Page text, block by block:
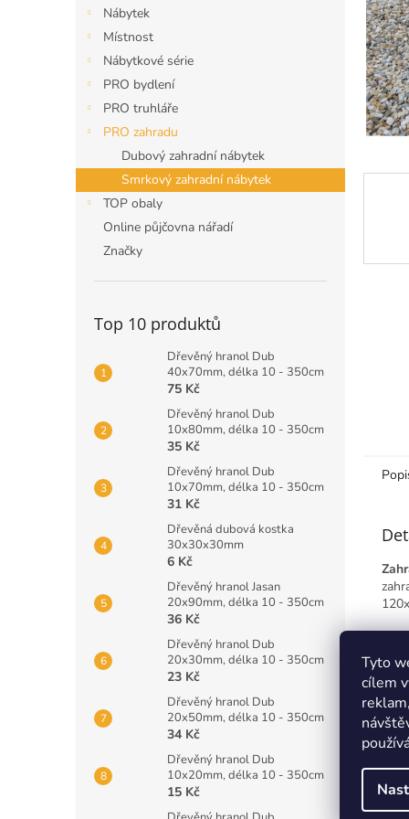
Tyto
cílem
Nábytek
Místnost
Nábytkové série
PRO bydlení
PRO truhláře
PRO zahradu
Dubový zahradní nábytek
Smrkový zahradní nábytek
TOP obaly
Online půjčovna nářadí
Značky
Top 10 produktů
Dřevěný hranol Dub
40x70mm, délka 10 - 350cm
75 Kč
Dřevěný hranol Dub
10x80mm, délka 10 - 350cm
35 Kč
Dřevěný hranol Dub
10x70mm, délka 10 - 350cm
31 Kč
Dřevěná dubová kostka
30x30x30mm
6 Kč
Dřevěný hranol Jasan
20x90mm, délka 10 - 350cm
36 Kč
Dřevěný hranol Dub
20x30mm, délka 10 - 350cm
23 Kč
Dřevěný hranol Dub
20x50mm, délka 10 - 350cm
34 Kč
Dřevěný hranol Dub
10x20mm, délka 10 - 350cm
15 Kč